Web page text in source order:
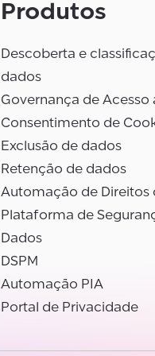
Produtos
Descoberta e
dados
Governança de Acesso
Consentimento de
Exclusão de dados
Retenção de dados
Automação de Direitos
Plataforma de
Dados
DSPM
Automação PIA
Portal de Privacidade